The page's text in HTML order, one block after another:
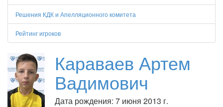
Решения КДК и Апелляционного комитета
Рейтинг игроков
Караваев Артем
Вадимович
Дата рождения: 7 июня 2013 г.